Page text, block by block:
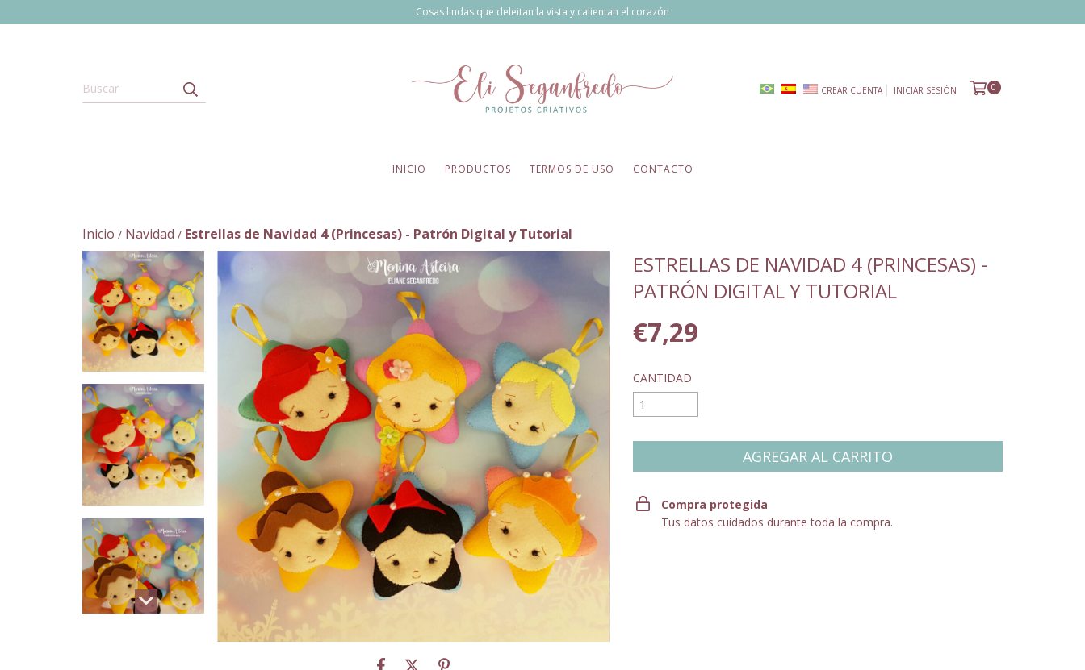
Cosas lindas que deleitan la vista y calientan el corazón
CREAR CUENTA INICIAR SESIÓN 0
INICIO PRODUCTOS TERMOS DE USO CONTACTO
Inicio / Navidad / Estrellas de Navidad 4 (Princesas) - Patrón Digital y Tutorial
ESTRELLAS DE NAVIDAD 4 (PRINCESAS) -
PATRÓN DIGITAL Y TUTORIAL
€7,29
CANTIDAD
Compra protegida
Tus datos cuidados durante toda la compra.